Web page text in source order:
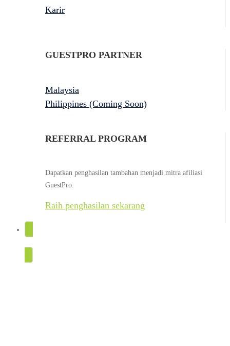
Karir
GUESTPRO PARTNER
Malaysia
Philippines (Coming Soon)
REFERRAL PROGRAM
Dapatkan penghasilan tambahan menjadi mitra afiliasi
GuestPro.
Raih penghasilan sekarang